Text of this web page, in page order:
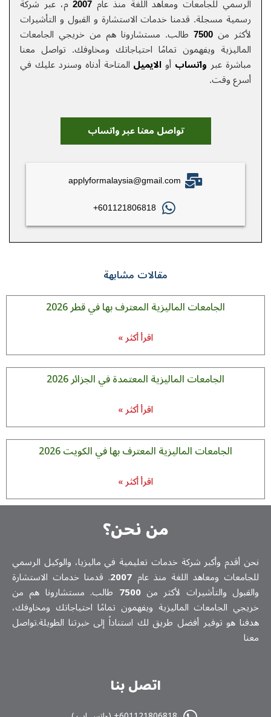
الرسمي للجامعات ومعاهد اللغة منذ عام 2007م، عبر شركة
رسمية مسجلة. قدمنا خدمات الاستشارة و القبول و التأشيرات
لأكثر من 7500 طالب. مستشارونا هم من خريجي الجامعات
الماليزية ويفهمون تمامًا احتياجاتك ومخاوفك. تواصل معنا
مباشرة عبر واتساب أو الایمیل المتاحة أدناه وسنرد عليك في
أسرع وقت.
تواصل معنا عبر واتساب
applyformalaysia@gmail.com
601121806818+
مقالات مشابهة
الجامعات الماليزية المعترف بها في قطر 2026
اقرأ أكثر »
الجامعات الماليزية المعتمدة في الجزائر 2026
اقرأ أكثر »
الجامعات الماليزية المعترف بها في الكويت 2026
اقرأ أكثر »
من نحن؟
نحن أقدم وأكبر شركة خدمات تعلیمیة في ماليزيا، والوكيل الرسمي
للجامعات ومعاهد اللغة منذ عام 2007. قدمنا خدمات الاستشارة
والقبول والتأشيرات لأكثر من7500 طالب. مستشارونا هم من
خريجي الجامعات الماليزية ويفهمون تمامًا احتياجاتك ومخاوفك،
هدفنا هو توفير أفضل طريق لك استناداً إلى خبرتنا الطويلة.تواصل
معنا
اتصل بنا